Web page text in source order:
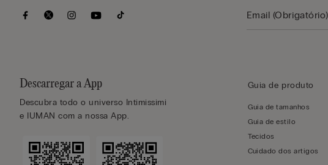
Descarregar a App
Descubra todo o universo Intimissimi
e IUMAN com a nossa App.
Guia de produto
Guia de tamanhos
Guia de estilo
Tecidos
Cuidado dos artigos